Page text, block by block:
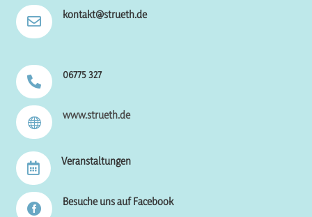
 kontakt@strueth.de
 06775 327

www.strueth.de
 Veranstaltungen

Besuche uns auf Facebook